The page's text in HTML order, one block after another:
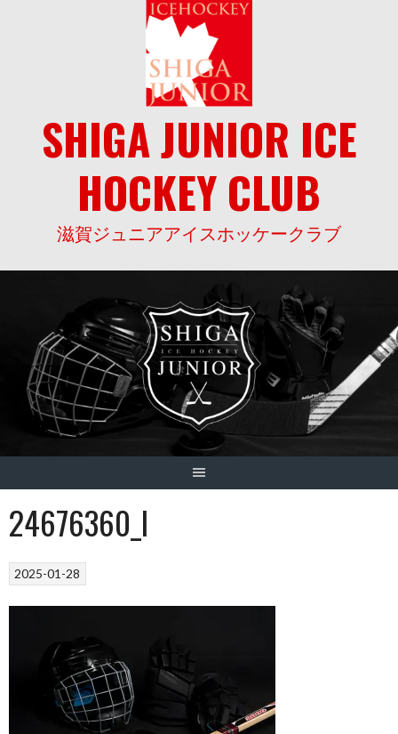
SHIGA JUNIOR ICE
HOCKEY CLUB
滋賀ジュニアアイスホッケークラブ
24676360_l
2025-01-28